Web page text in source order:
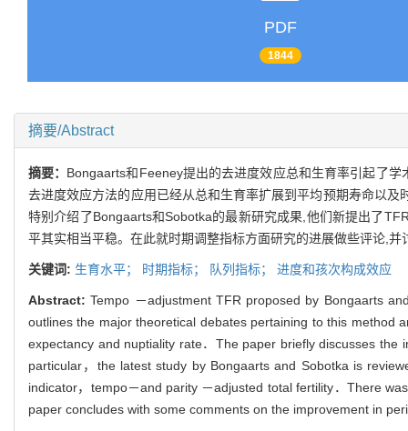
PDF
1844
摘要/Abstract
摘要： Bongaarts和Feeney提出的去进度效应总和生育率引起了
去进度效应方法的应用已经从总和生育率扩展到平均预期寿命以
特别介绍了Bongaarts和Sobotka的最新研究成果,他们新提出了
平其实相当平稳。在此就时期调整指标方面研究的进展做些评论,并
关键词: 生育水平； 时期指标； 队列指标； 进度和孩次构成效应
Abstract:Tempo －adjustment TFR proposed by Bongaarts
outlines the major theoretical debates pertaining to this method
expectancy and nuptiality rate．The paper briefly discusses
particular，the latest study by Bongaarts and Sobotka is
indicator，tempo－and parity －adjusted total fertility．There
paper concludes with some comments on the improvement in